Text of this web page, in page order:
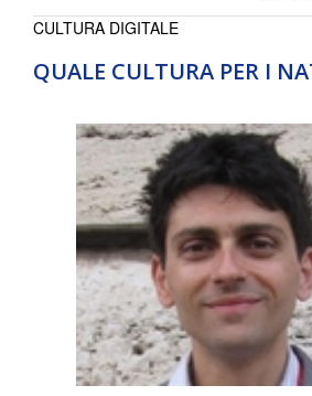
QUALE CULTURA PER I
CULTURA DIGITALE